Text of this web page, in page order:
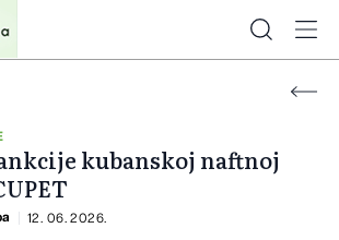
kubanskoj naftnoj
12. 06. 2026.